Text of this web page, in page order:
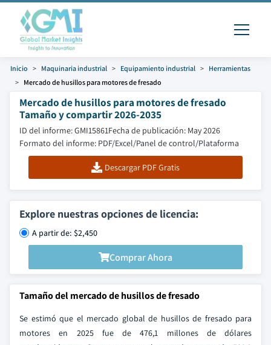
Inicio Maquinaria industrial Equipamiento industrial
Herramientas
Mercado de husillos para motores de fresado
Mercado de husillos para motores de fresado
Tamaño y compartir 2026-2035
ID del informe: GMI15861Fecha de publicación: May 2026
Formato del informe: PDF/Excel/Panel de control/Plataforma
Descargar PDF Gratis
Explore nuestras opciones de licencia:
A partir de: $2,450
Comprar Ahora
Tamaño del mercado de husillos de fresado
Se estimó que el mercado global de husillos de fresado para
motores en 2025 fue de 476,1 millones de dólares